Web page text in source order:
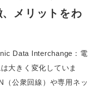
メリットをわ
Data Interchange：電
大きく変化していま
（公衆回線）や専用ネッ